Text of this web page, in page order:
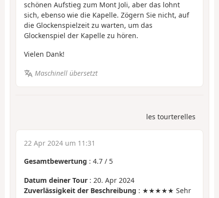
schönen Aufstieg zum Mont Joli, aber das lohnt
sich, ebenso wie die Kapelle. Zögern Sie nicht, auf
die Glockenspielzeit zu warten, um das
Glockenspiel der Kapelle zu hören.
Vielen Dank!
Maschinell übersetzt
les tourterelles
22 Apr 2024 um 11:31
Gesamtbewertung : 4.7 / 5
Datum deiner Tour : 20. Apr 2024
Zuverlässigkeit der Beschreibung : ★★★★★ Sehr